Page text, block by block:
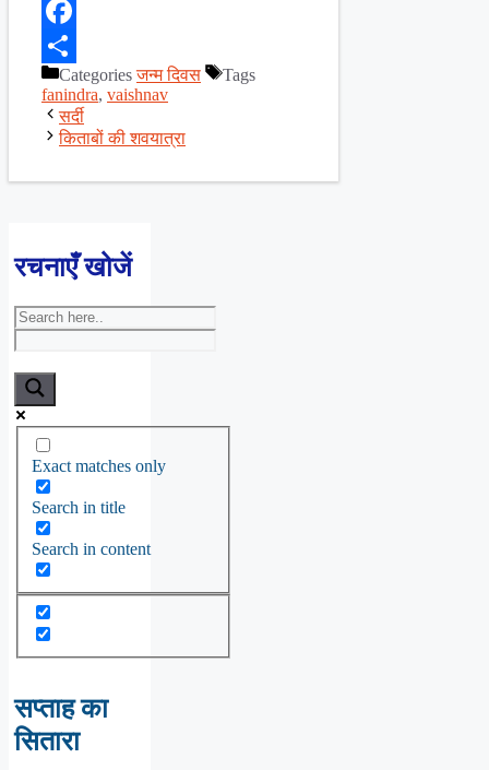
X
Facebook
ShareCategoriesजन्म दिवस
Tags
fanindra, vaishnav
सर्दी
किताबों की शवयात्रा
रचनाएँ खोजें
Exact matches only
Search in title
Search in content
सप्ताह का
सितारा